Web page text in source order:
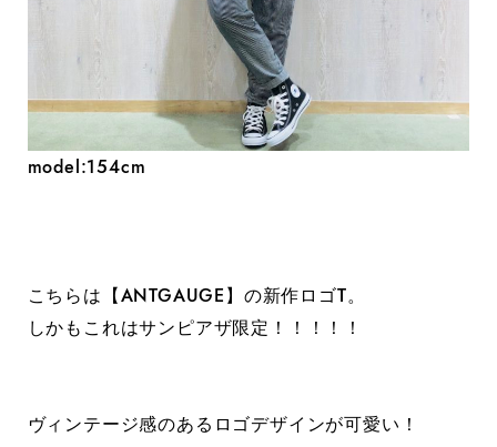
model:154cm
こちらは【ANTGAUGE】の新作ロゴT。
しかもこれはサンピアザ限定！！！！！
ヴィンテージ感のあるロゴデザインが可愛い！